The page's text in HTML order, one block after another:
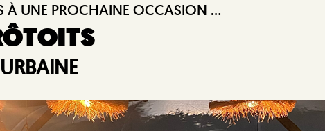
À UNE PROCHAINE OCCASION ...